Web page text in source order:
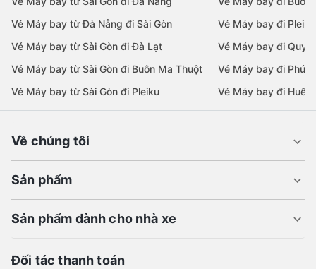
Vé Máy bay từ Đà Nẵng đi Sài Gòn
Vé Máy bay từ Sài Gòn đi Đà Lạt
Vé Máy bay từ Sài Gòn đi Buôn Ma Thuột
Vé Máy bay từ Sài Gòn đi Pleiku
Vé Máy bay đi Pleiku
Vé Máy bay đi Quy
Vé Máy bay đi Phú
Vé Máy bay đi Huế
Về chúng tôi
Sản phẩm
Sản phẩm dành cho nhà xe
Đối tác thanh toán